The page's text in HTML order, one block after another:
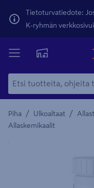
Tietoturvatiedote:
K-ryhmän
Piha / Ulkoaltaat /
Allaskemikaalit
Yksityiskohtainen